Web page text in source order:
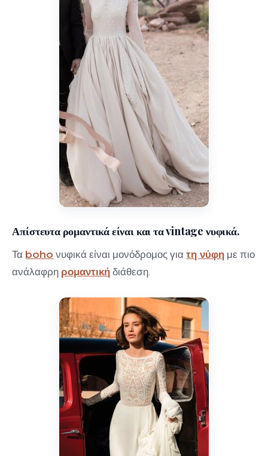
Απίστευτα ρομαντικά είναι και τα vintage νυφικά.
Τα boho νυφικά είναι μονόδρομος γιατη νύφη με πιο
ανάλαφρη ρομαντική διάθεση.